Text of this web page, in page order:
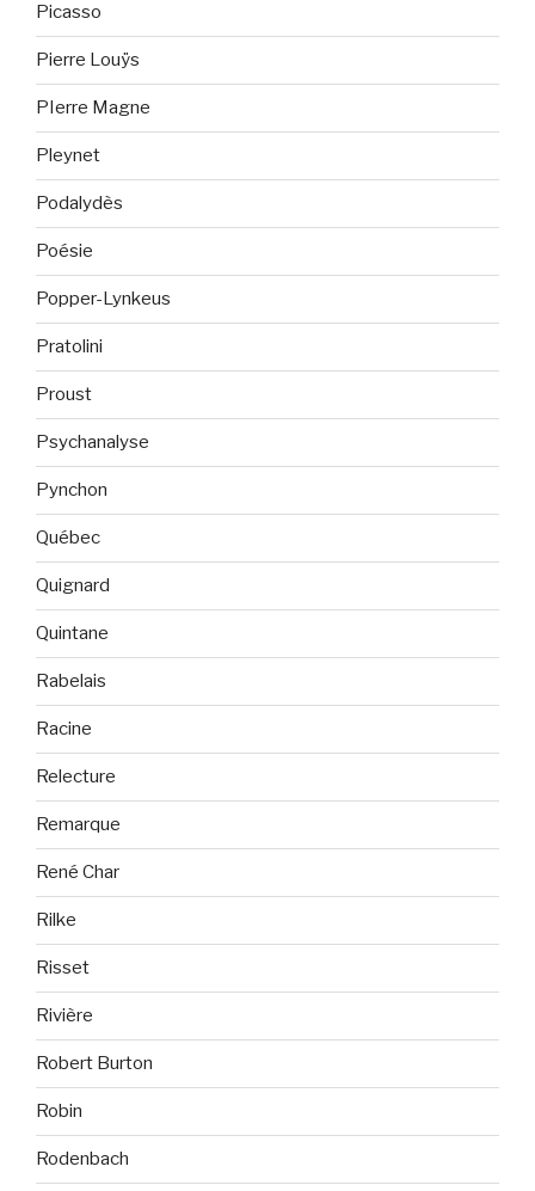
Picasso
Pierre Louÿs
PIerre Magne
Pleynet
Podalydès
Poésie
Popper-Lynkeus
Pratolini
Proust
Psychanalyse
Pynchon
Québec
Quignard
Quintane
Rabelais
Racine
Relecture
Remarque
René Char
Rilke
Risset
Rivière
Robert Burton
Robin
Rodenbach